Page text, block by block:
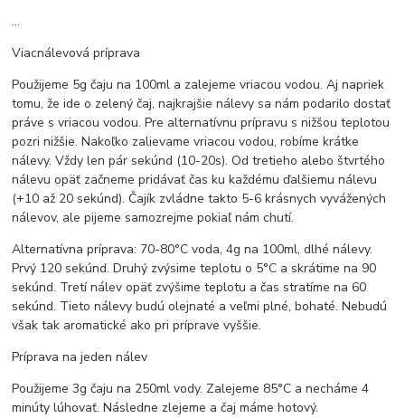
...
Viacnálevová príprava
Použijeme 5g čaju na 100ml a zalejeme vriacou vodou. Aj napriek
tomu, že ide o zelený čaj, najkrajšie nálevy sa nám podarilo dostať
práve s vriacou vodou. Pre alternatívnu prípravu s nižšou teplotou
pozri nižšie. Nakoľko zalievame vriacou vodou, robíme krátke
nálevy. Vždy len pár sekúnd (10-20s). Od tretieho alebo štvrtého
nálevu opäť začneme pridávať čas ku každému ďalšiemu nálevu
(+10 až 20 sekúnd). Čajík zvládne takto 5-6 krásnych vyvážených
nálevov, ale pijeme samozrejme pokiaľ nám chutí.
Alternatívna príprava: 70-80°C voda, 4g na 100ml, dlhé nálevy.
Prvý 120 sekúnd. Druhý zvýsime teplotu o 5°C a skrátime na 90
sekúnd. Tretí nálev opäť zvýšime teplotu a čas stratíme na 60
sekúnd. Tieto nálevy budú olejnaté a veľmi plné, bohaté. Nebudú
však tak aromatické ako pri príprave vyššie.
Príprava na jeden nálev
Použijeme 3g čaju na 250ml vody. Zalejeme 85°C a necháme 4
minúty lúhovať. Následne zlejeme a čaj máme hotový.